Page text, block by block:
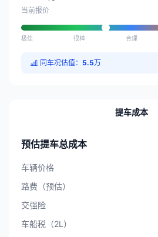
当前报价
极佳 很棒 合理
同车况估值： 5.5万
提车成本
预估提车总成本
车辆价格
路费（预估）
交强险
车船税（2L）